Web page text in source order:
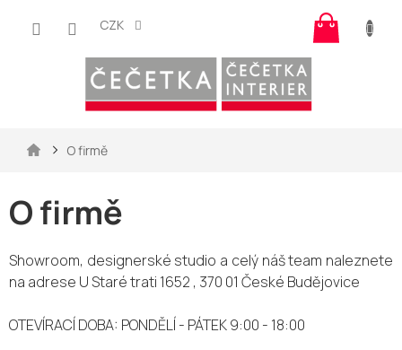
CZK
košík
DomůO firmě
O firmě
Showroom, designerské studio a celý náš team naleznete
na adrese U Staré trati 1652 , 370 01 České Budějovice
OTEVÍRACÍ DOBA: PONDĚLÍ - PÁTEK 9:00 - 18:00